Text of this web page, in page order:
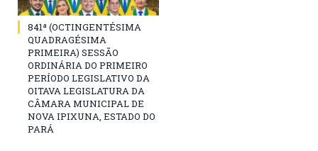
841ª (OCTINGENTÉSIMA
QUADRAGÉSIMA
PRIMEIRA) SESSÃO
ORDINÁRIA DO PRIMEIRO
PERÍODO LEGISLATIVO DA
OITAVA LEGISLATURA DA
CÂMARA MUNICIPAL DE
NOVA IPIXUNA, ESTADO DO
PARÁ